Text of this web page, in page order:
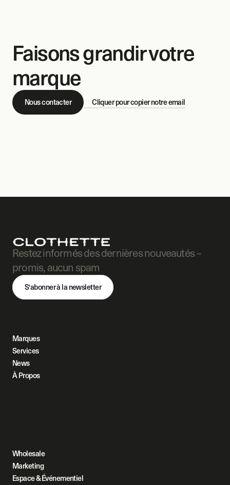
Faisons grandir votre
marque
Nous contacter Cliquer pour copier notre email
Restez informés des dernières nouveautés –
promis, aucun spam
S'abonner à la newsletter
Marques
Services
News
À Propos
Wholesale
Marketing
Espace & Événementiel